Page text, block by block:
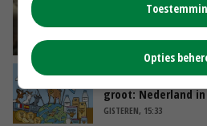
‘Samenwerking A-
zorgen voor meer
GISTEREN, 16:01
Internationale
groot: Nederland
GISTEREN, 15:33
Opties